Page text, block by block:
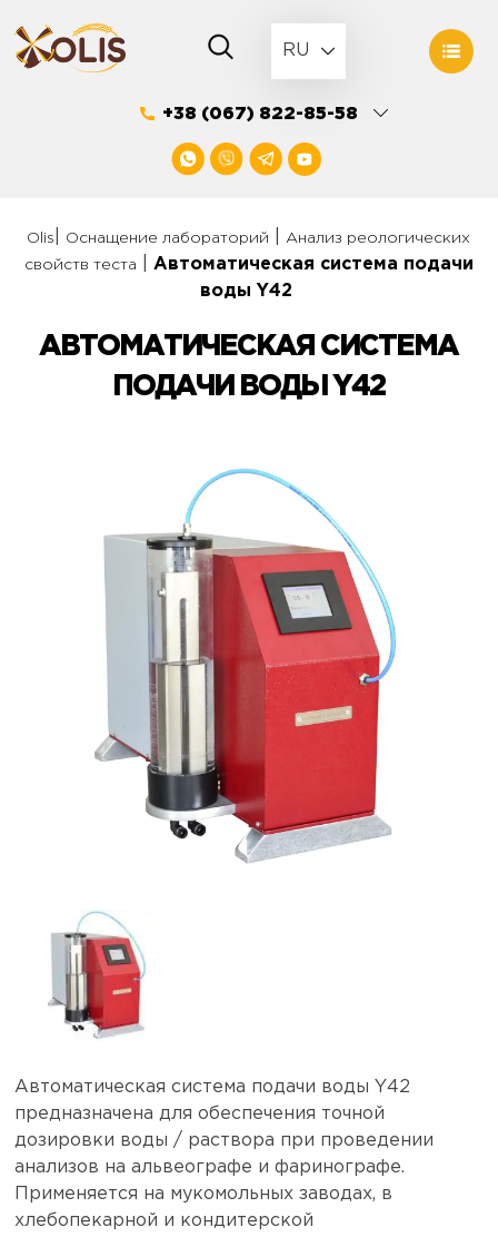
to
content
RU
+38 (067) 822-85-58
Olis Оснащение лабораторий
Анализ реологических
свойств теста
Автоматическая система подачи
воды Y42
АВТОМАТИЧЕСКАЯ СИСТЕМА
ПОДАЧИ ВОДЫ Y42
Автоматическая система подачи воды Y42
предназначена для обеспечения точной
дозировки воды / раствора при проведении
анализов на альвеографе и фаринографе.
Применяется на мукомольных заводах, в
хлебопекарной и кондитерской